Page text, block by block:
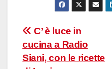
Navigazione
articoli
C’ è luce in
cucina a Radio
Siani, con le ricette